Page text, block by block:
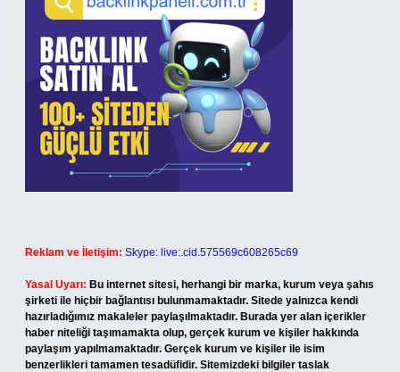
Reklam ve İletişim: Skype: live:.cid.575569c608265c69
Yasal Uyarı: Bu internet sitesi, herhangi bir marka, kurum veya şahıs
şirketi ile hiçbir bağlantısı bulunmamaktadır. Sitede yalnızca kendi
hazırladığımız makaleler paylaşılmaktadır. Burada yer alan içerikler
haber niteliği taşımamakta olup, gerçek kurum ve kişiler hakkında
paylaşım yapılmamaktadır. Gerçek kurum ve kişiler ile isim
benzerlikleri tamamen tesadüfidir. Sitemizdeki bilgiler taslak